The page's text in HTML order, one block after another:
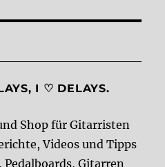
I ♡ DELAYS.
Shop für Gitarristen
Videos und Tipps
Gitarren